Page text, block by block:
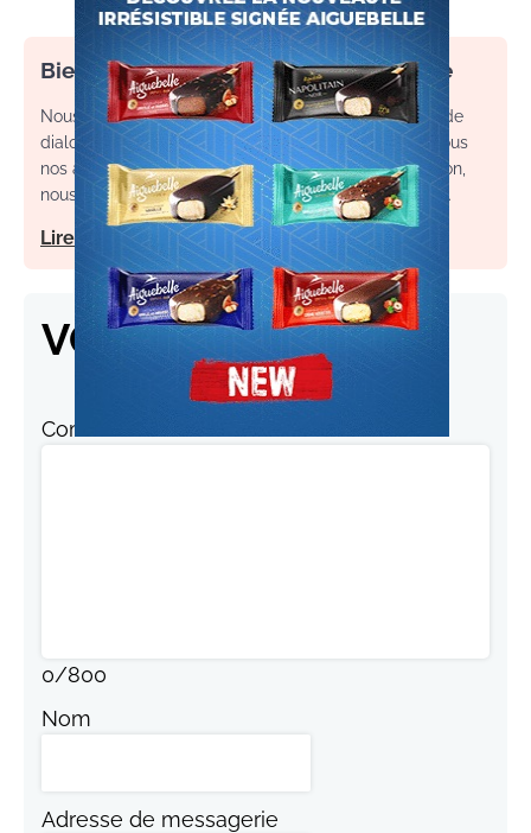
Bienvenue dans l’espace commentaire
Nous souhaitons un espace de débat, d’échange et de
dialogue. Afin d'améliorer la qualité des échanges sous
nos articles, ainsi que votre expérience de contribution,
nous vous invitons à consulter nos règles d’utilisation.
Lire notre charte
VOS RÉACTIONS
Commentaire
0/800
Nom
Adresse de messagerie